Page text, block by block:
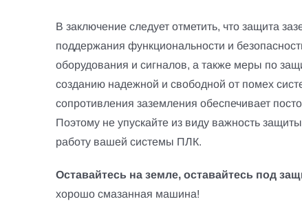
В заключение следует отметить, что защита
поддержания функциональности и
оборудования и сигналов, а также меры по
созданию надежной и свободной от помех
сопротивления заземления обеспечивает
Поэтому не упускайте из виду важность
работу вашей системы ПЛК.
Оставайтесь на земле, оставайтесь под
хорошо смазанная машина!